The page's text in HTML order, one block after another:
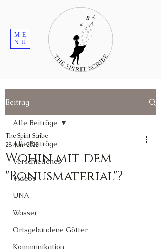
ME
NU
Beitrag
Alle Beiträge
Verschiedenes
Videos
UNA
Wasser
Ortsgebundene Götter
Kommunikation
Alle Beiträge
Wohin mit dem
"Bonusmaterial"?
The Spirit Scribe
28. Jan. 2022